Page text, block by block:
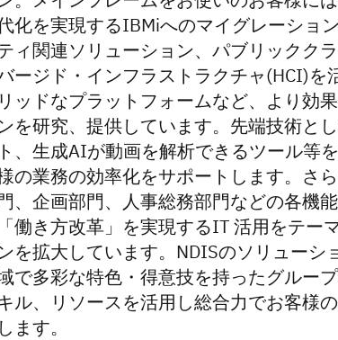
化を実現するIBMiへのマイグレーショ
ィ関連ソリューション、パブリックク
ージド・インフラストラクチャ(HCI)を
リッドなプラットフォームなど、より効
を研究、提供しています。先端技術と
ト、生成AIが動画を解析できるツール等
の業務の効率化をサポートします。さ
、企画部門、人事総務部門などの各機
「働き方改革」を実現するIT 活用をテー
を拡大しています。NDISのソリューシ
で多彩な特色・得意技を持ったグルー
ル、リソースを活用し総合力でお客様
します。